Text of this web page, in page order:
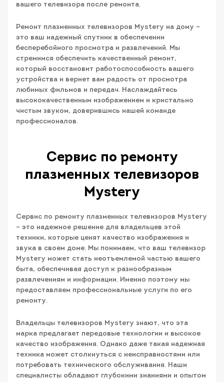
вашего телевизора после ремонта.
Ремонт плазменных телевизоров Mystery на дому –
это ваш надежный спутник в обеспечении
бесперебойного просмотра и развлечений. Мы
стремимся обеспечить качественный ремонт,
который восстановит работоспособность вашего
устройства и вернет вам радость от просмотра
любимых фильмов и передач. Наслаждайтесь
высококачественным изображением и кристально
чистым звуком, доверившись нашей команде
профессионалов.
Сервис по ремонту
плазменных телевизоров
Mystery
Сервис по ремонту плазменных телевизоров Mystery
– это надежное решение для владельцев этой
техники, которые ценят качество изображения и
звука в своем доме. Мы понимаем, что ваш телевизор
Mystery может стать неотъемлемой частью вашего
быта, обеспечивая доступ к разнообразным
развлечениям и информации. Именно поэтому мы
предоставляем профессиональные услуги по его
ремонту.
Владельцы телевизоров Mystery знают, что эта
марка предлагает передовые технологии и высокое
качество изображения. Однако даже такая надежная
техника может столкнуться с неисправностями или
потребовать технического обслуживания. Наши
специалисты обладают глубокими знаниями и опытом